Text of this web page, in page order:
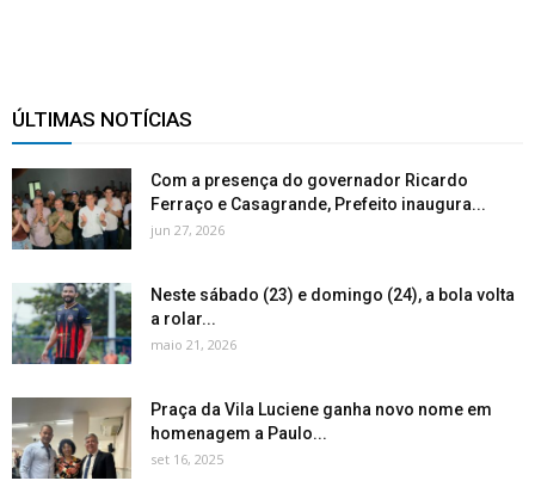
ÚLTIMAS NOTÍCIAS
Com a presença do governador Ricardo
Ferraço e Casagrande, Prefeito inaugura...
jun 27, 2026
Neste sábado (23) e domingo (24), a bola volta
a rolar...
maio 21, 2026
Praça da Vila Luciene ganha novo nome em
homenagem a Paulo...
set 16, 2025